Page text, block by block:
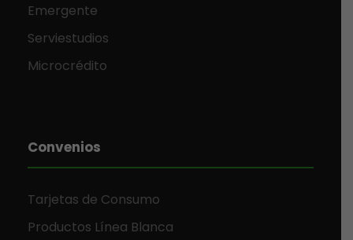
Emergente
Serviestudios
Microcrédito
Convenios
Tarjetas de Consumo
Productos Línea Blanca